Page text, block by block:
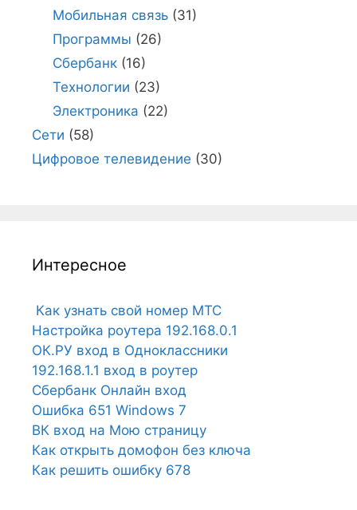
Мобильная связь(31)
Программы (26)
Сбербанк(16)
Технологии (23)
Электроника (22)
Сети (58)
Цифровое телевидение (30)
Интересное
Как узнать свой номер МТС
Настройка роутера 192.168.0.1
ОК.РУ вход в Одноклассники
192.168.1.1 вход в роутер
Сбербанк Онлайн вход
Ошибка 651 Windows 7
ВК вход на Мою страницу
Как открыть домофон без ключа
Как решить ошибку 678